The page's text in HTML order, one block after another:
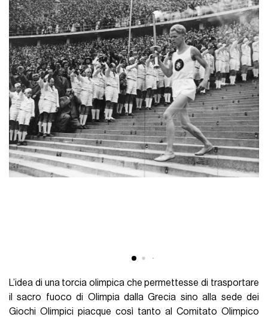
L’idea di una torcia olimpica che permettesse di trasportare
il sacro fuoco di Olimpia dalla Grecia sino alla sede dei
Giochi Olimpici piacque così tanto al Comitato Olimpico